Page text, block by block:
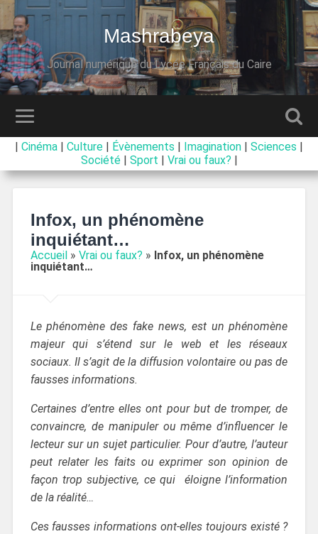
Mashrabeya
Journal numérique du Lycée Français du Caire
Cinéma Culture Évènements Imagination Sciences
Société| Sport Vrai ou faux?
Infox, un phénomène
inquiétant…
Accueil» Vrai ou faux? » Infox, un phénomène
inquiétant…
Le phénomène des fake news, est un phénomène
majeur qui s’étend sur le web et les réseaux
sociaux. Il s’agit de la diffusion volontaire ou pas de
fausses informations.
Certaines d’entre elles ont pour but de tromper, de
convaincre, de manipuler ou même d’influencer le
lecteur sur un sujet particulier. Pour d’autre, l’auteur
peut relater les faits ou exprimer son opinion de
façon trop subjective, ce qui éloigne l’information
de la réalité…
Ces fausses informations ont-elles toujours existé ?